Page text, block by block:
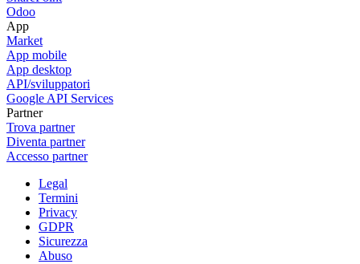
Odoo
App
Market
App mobile
App desktop
API/sviluppatori
Google API Services
Partner
Trova partner
Diventa partner
Accesso partner
Legal
Termini
Privacy
GDPR
Sicurezza
Abuso